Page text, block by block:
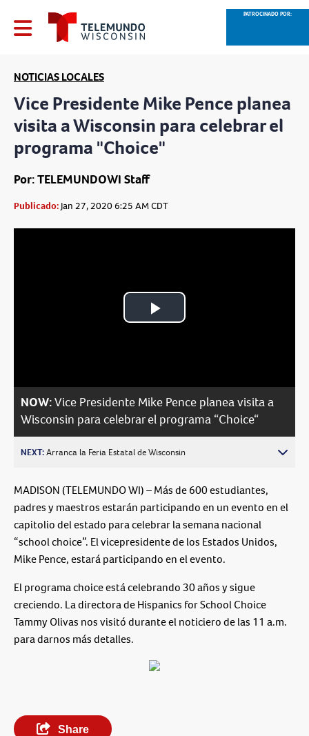
PATROCINADO POR:
NOTICIAS LOCALES
Vice Presidente Mike Pence planea
visita a Wisconsin para celebrar el
programa "Choice"
Por: TELEMUNDOWI Staff
Publicado:Jan 27, 2020 6:25 AM CDT
Play
NOW:Vice Presidente Mike Pence planea visita a
Wisconsin para celebrar el programa “Choice“
NEXT:Arranca la Feria Estatal de Wisconsin
MADISON (TELEMUNDO WI) – Más de 600 estudiantes,
padres y maestros estarán participando en un evento en el
capitolio del estado para celebrar la semana nacional
“school choice”. El vicepresidente de los Estados Unidos,
Mike Pence, estará participando en el evento.
El programa choice está celebrando 30 años y sigue
creciendo. La directora de Hispanics for School Choice
Tammy Olivas nos visitó durante el noticiero de las 11 a.m.
para darnos más detalles.
Share